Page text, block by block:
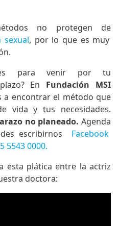
no protegen de
sexual, por lo que es muy
para venir por tu
En Fundación MSI
encontrar el método que
vida y tus necesidades.
no planeado. Agenda
escribirnos
Facebook
5543 0000.
esta plática entre la actriz
doctora: